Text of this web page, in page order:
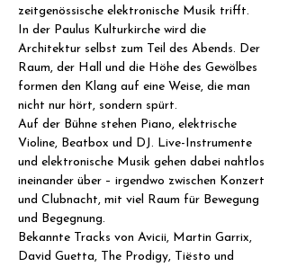
zeitgenössische elektronische Musik trifft.
In der Paulus Kulturkirche wird die
Architektur selbst zum Teil des Abends. Der
Raum, der Hall und die Höhe des Gewölbes
formen den Klang auf eine Weise, die man
nicht nur hört, sondern spürt.
Auf der Bühne stehen Piano, elektrische
Violine, Beatbox und DJ. Live-Instrumente
und elektronische Musik gehen dabei nahtlos
ineinander über – irgendwo zwischen Konzert
und Clubnacht, mit viel Raum für Bewegung
und Begegnung.
Bekannte Tracks von Avicii, Martin Garrix,
David Guetta, The Prodigy, Tiësto und